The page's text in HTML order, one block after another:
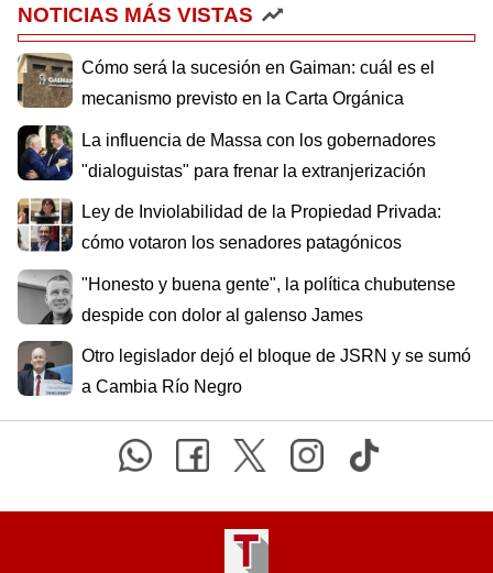
NOTICIAS MÁS VISTAS
Cómo será la sucesión en Gaiman: cuál es el
mecanismo previsto en la Carta Orgánica
La influencia de Massa con los gobernadores
"dialoguistas" para frenar la extranjerización
Ley de Inviolabilidad de la Propiedad Privada:
cómo votaron los senadores patagónicos
"Honesto y buena gente", la política chubutense
despide con dolor al galenso James
Otro legislador dejó el bloque de JSRN y se sumó
a Cambia Río Negro